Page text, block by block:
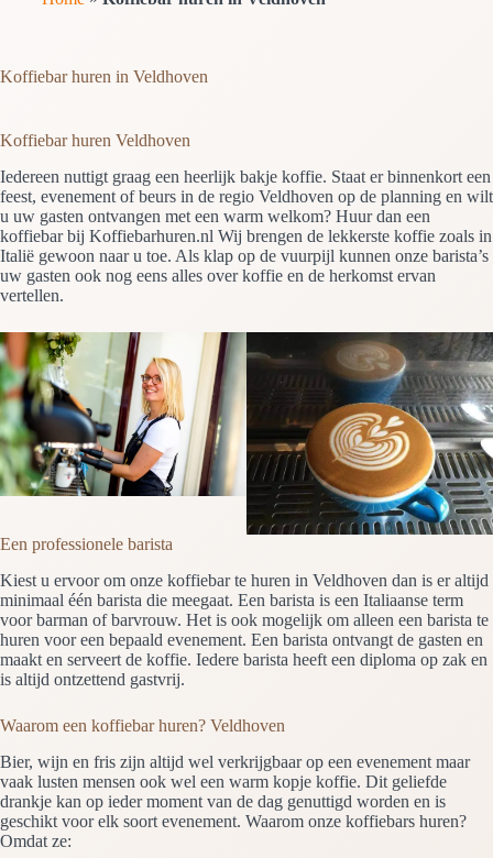
Koffiebar huren in Veldhoven
Koffiebar huren Veldhoven
Iedereen nuttigt graag een heerlijk bakje koffie. Staat er binnenkort een
feest, evenement of beurs in de regio Veldhoven op de planning en wilt
u uw gasten ontvangen met een warm welkom? Huur dan een
koffiebar bij Koffiebarhuren.nl Wij brengen de lekkerste koffie zoals in
Italië gewoon naar u toe. Als klap op de vuurpijl kunnen onze barista’s
uw gasten ook nog eens alles over koffie en de herkomst ervan
vertellen.
Een professionele barista
Kiest u ervoor om onze koffiebar te huren in Veldhoven dan is er altijd
minimaal één barista die meegaat. Een barista is een Italiaanse term
voor barman of barvrouw. Het is ook mogelijk om alleen een barista te
huren voor een bepaald evenement. Een barista ontvangt de gasten en
maakt en serveert de koffie. Iedere barista heeft een diploma op zak en
is altijd ontzettend gastvrij.
Waarom een koffiebar huren? Veldhoven
Bier, wijn en fris zijn altijd wel verkrijgbaar op een evenement maar
vaak lusten mensen ook wel een warm kopje koffie. Dit geliefde
drankje kan op ieder moment van de dag genuttigd worden en is
geschikt voor elk soort evenement. Waarom onze koffiebars huren?
Omdat ze: